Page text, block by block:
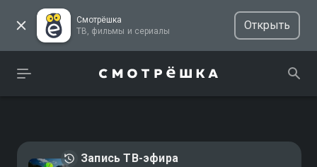
Смотрёшка
ТВ, фильмы и сериалы
Открыть
Запись ТВ-эфира